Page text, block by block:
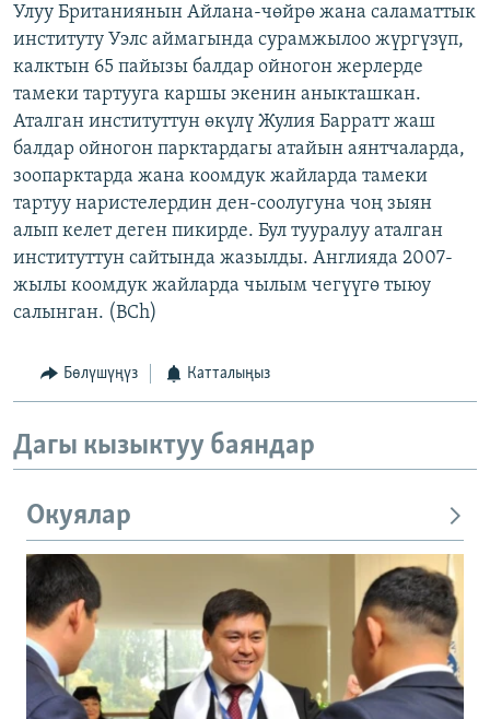
Улуу Британиянын Айлана-чөйрө жана саламаттык
институту Уэлс аймагында сурамжылоо жүргүзүп,
калктын 65 пайызы балдар ойногон жерлерде
тамеки тартууга каршы экенин аныкташкан.
Аталган институттун өкүлү Жулия Барратт жаш
балдар ойногон парктардагы атайын аянтчаларда,
зоопарктарда жана коомдук жайларда тамеки
тартуу наристелердин ден-соолугуна чоң зыян
алып келет деген пикирде. Бул тууралуу аталган
институттун сайтында жазылды. Англияда 2007-
жылы коомдук жайларда чылым чегүүгө тыюу
салынган. (BCh)
Бөлүшүңүз Катталыңыз
Дагы кызыктуу баяндар
Окуялар